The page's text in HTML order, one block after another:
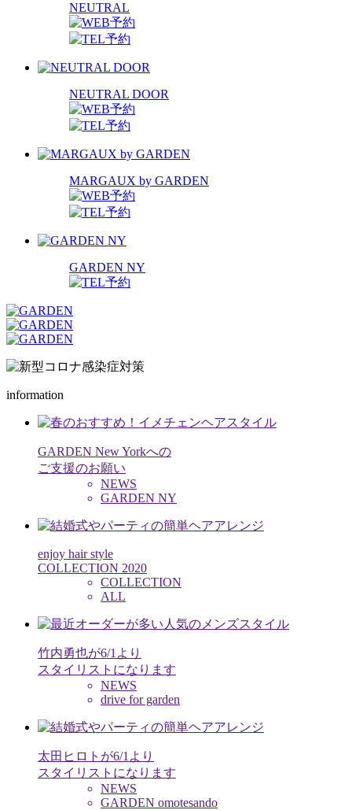
NEUTRAL
NEUTRAL DOOR
MARGAUX by GARDEN
GARDEN NY
information
GARDEN New Yorkへの
ご支援のお願い
NEWS
GARDEN NY
enjoy hair style
COLLECTION 2020
COLLECTION
ALL
竹内勇也が6/1より
スタイリストになります
NEWS
drive for garden
太田ヒロトが6/1より
スタイリストになります
NEWS
GARDEN omotesando